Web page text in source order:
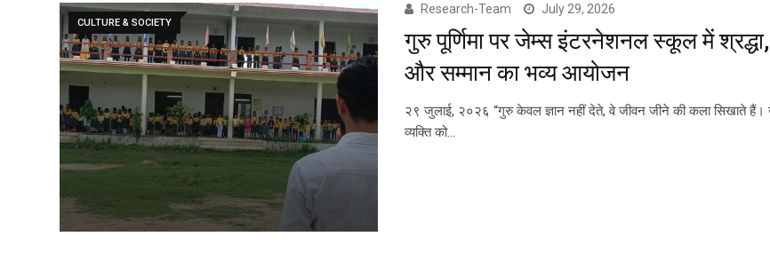
CULTURE & SOCIETY
Research-Team July 29, 2026
गुरु पूर्णिमा पर जेम्स इंटरनेशनल स्कूल में
और सम्मान का भव्य आयोजन
२९ जुलाई, २०२६ “गुरु केवल ज्ञान नहीं देते, वे जीवन जीने की कला सिखाते हैं।
व्यक्ति को…